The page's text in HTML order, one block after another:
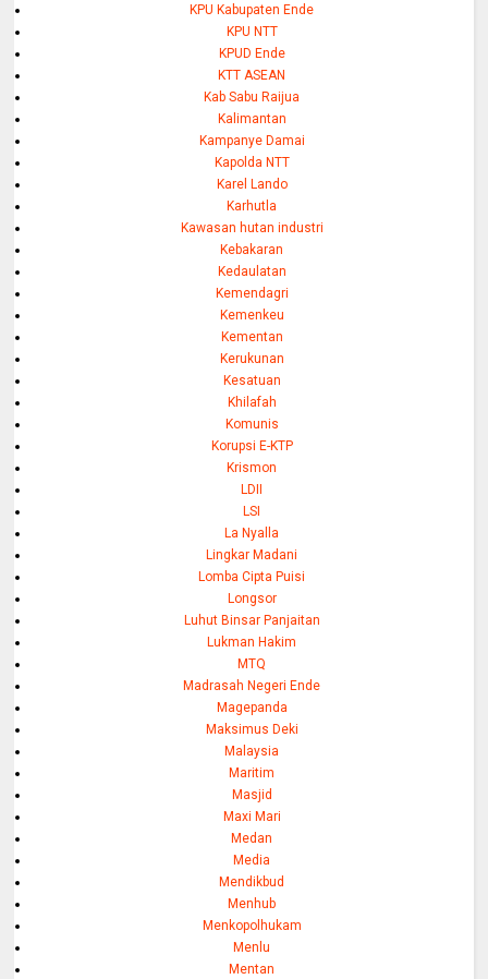
KPU Kabupaten Ende
KPU NTT
KPUD Ende
KTT ASEAN
Kab Sabu Raijua
Kalimantan
Kampanye Damai
Kapolda NTT
Karel Lando
Karhutla
Kawasan hutan industri
Kebakaran
Kedaulatan
Kemendagri
Kemenkeu
Kementan
Kerukunan
Kesatuan
Khilafah
Komunis
Korupsi E-KTP
Krismon
LDII
LSI
La Nyalla
Lingkar Madani
Lomba Cipta Puisi
Longsor
Luhut Binsar Panjaitan
Lukman Hakim
MTQ
Madrasah Negeri Ende
Magepanda
Maksimus Deki
Malaysia
Maritim
Masjid
Maxi Mari
Medan
Media
Mendikbud
Menhub
Menkopolhukam
Menlu
Mentan